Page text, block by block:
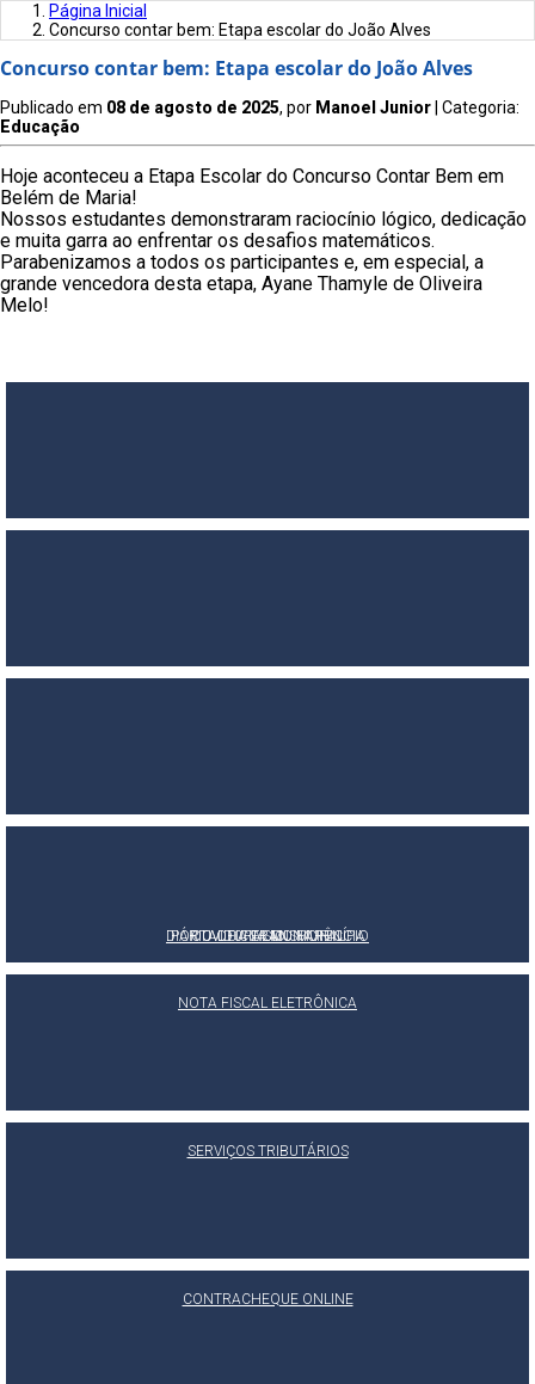
Página Inicial
Concurso contar bem: Etapa escolar do João Alves
Concurso contar bem: Etapa escolar do João Alves
Publicado em 08 de agosto de 2025, por Manoel Junior | Categoria:
Educação
Hoje aconteceu a Etapa Escolar do Concurso Contar Bem em
Belém de Maria!
Nossos estudantes demonstraram raciocínio lógico, dedicação
e muita garra ao enfrentar os desafios matemáticos.
Parabenizamos a todos os participantes e, em especial, a
grande vencedora desta etapa, Ayane Thamyle de Oliveira
Melo!
PORTAL DA TRANSPARÊNCIA
E-SIC
OUVIDORIA MUNICIPAL
DIÁRIO OFICIAL DO MUNICÍPIO
NOTA FISCAL ELETRÔNICA
SERVIÇOS TRIBUTÁRIOS
CONTRACHEQUE ONLINE